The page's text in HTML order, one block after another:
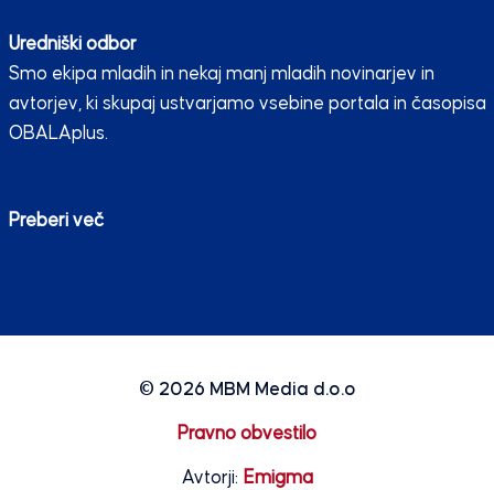
Uredniški odbor
Smo ekipa mladih in nekaj manj mladih novinarjev in
avtorjev, ki skupaj ustvarjamo vsebine portala in časopisa
OBALAplus.
Preberi več
© 2026 MBM Media d.o.o
Pravno obvestilo
Avtorji: Emigma